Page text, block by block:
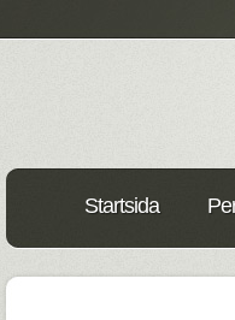
Startsida